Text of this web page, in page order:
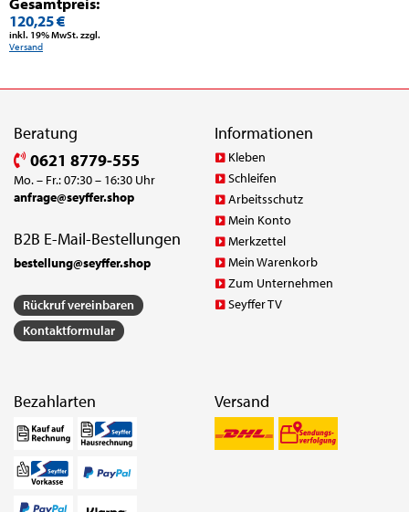
120,25 €
inkl. 19% MwSt. zzgl.
Versand
Beratung
0621 8779-555
Mo. – Fr.: 07:30 – 16:30 Uhr
anfrage@seyffer.shop
B2B E-Mail-Bestellungen
bestellung@seyffer.shop
Rückruf vereinbaren
Kontaktformular
Informationen
Kleben
Schleifen
Arbeitsschutz
Mein Konto
Merkzettel
Mein Warenkorb
Zum Unternehmen
Seyffer TV
Bezahlarten Versand